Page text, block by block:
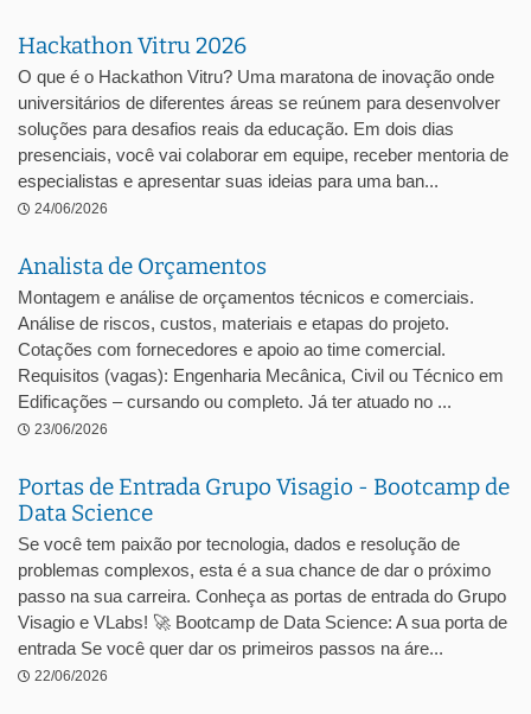
Hackathon Vitru 2026
O que é o Hackathon Vitru? Uma maratona de inovação onde
universitários de diferentes áreas se reúnem para desenvolver
soluções para desafios reais da educação. Em dois dias
presenciais, você vai colaborar em equipe, receber mentoria de
especialistas e apresentar suas ideias para uma ban...
24/06/2026
Analista de Orçamentos
Montagem e análise de orçamentos técnicos e comerciais.
Análise de riscos, custos, materiais e etapas do projeto.
Cotações com fornecedores e apoio ao time comercial.
Requisitos (vagas): Engenharia Mecânica, Civil ou Técnico em
Edificações – cursando ou completo. Já ter atuado no ...
23/06/2026
Portas de Entrada Grupo Visagio - Bootcamp de
Data Science
Se você tem paixão por tecnologia, dados e resolução de
problemas complexos, esta é a sua chance de dar o próximo
passo na sua carreira. Conheça as portas de entrada do Grupo
Visagio e VLabs! 🚀 Bootcamp de Data Science: A sua porta de
entrada Se você quer dar os primeiros passos na áre...
22/06/2026